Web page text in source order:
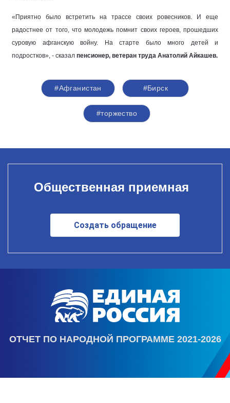
«Приятно было встретить на трассе своих ровесников. И еще
радостнее от того, что молодежь помнит своих героев, прошедших
суровую афганскую войну. На старте было много детей и
подростков», - сказал пенсионер, ветеран труда Анатолий Айкашев.
#Афганистан #Бирск
#торжество
Общественная приемная
Создать обращение
ОТЧЕТ ПО НАРОДНОЙ ПРОГРАММЕ 2021-2026